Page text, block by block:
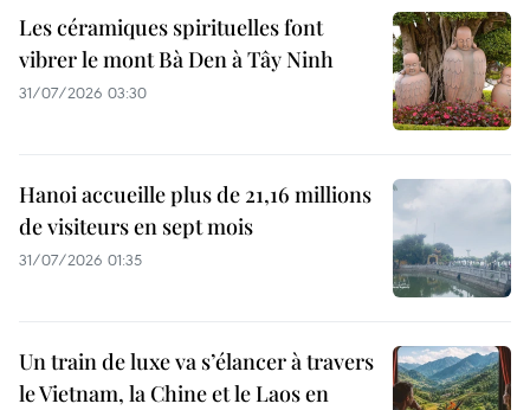
Les céramiques spirituelles font
vibrer le mont Bà Den à Tây Ninh
31/07/2026 03:30
Hanoi accueille plus de 21,16 millions
de visiteurs en sept mois ​
31/07/2026 01:35
Un train de luxe va s’élancer à travers
le Vietnam, la Chine et le Laos en